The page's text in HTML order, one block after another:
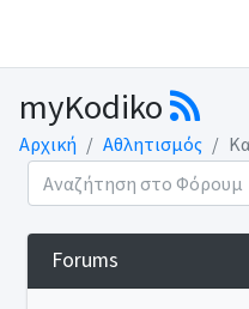
myKodiko
Αρχική Αθλητισμός
Forums